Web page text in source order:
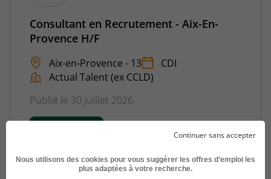
Consultant en Recrutement - Aix-En-
Provence H/F
Aix-en-Provence - 13
CDI
Actual Talent (ex CCLD)
Publié le 30 juillet 2026
Continuer sans accepter
Nous utilisons des cookies pour vous suggérer les offres d’emploi les
plus adaptées à votre recherche.